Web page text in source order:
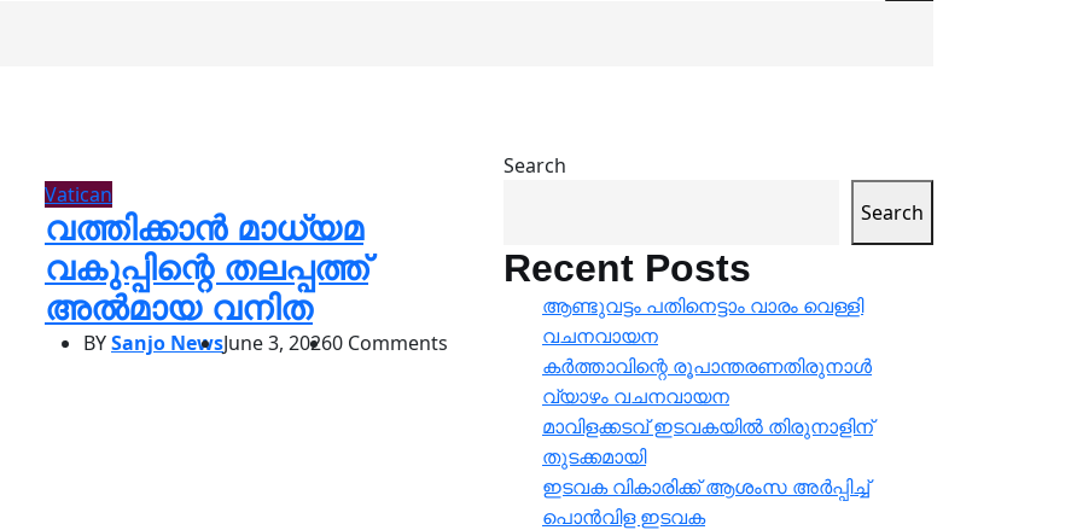
Vatican
വത്തിക്കാന്‍ മാധ്യമ
വകുപ്പിന്റെ തലപ്പത്ത്
അൽമായ വനിത
BYSanjo NewsJune 3, 20260 Comments
Search
Search
Recent Posts
ആണ്ടുവട്ടം പതിനെട്ടാം വാരം വെള്ളി
വചനവായന
കർത്താവിന്റെ രൂപാന്തരണതിരുനാൾ
വ്യാഴം വചനവായന
മാവിളക്കടവ് ഇടവകയിൽ തിരുനാളിന്
തുടക്കമായി
ഇടവക വികാരിക്ക് ആശംസ അർപ്പിച്ച്
പൊൻവിള ഇടവക